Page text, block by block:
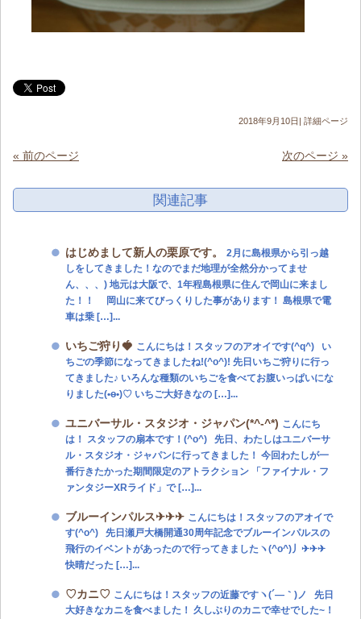
2018年9月10日| 詳細ページ
« 前のページ 次のページ »
関連記事
はじめまして新人の栗原です。 2月に島根県から引っ越
しをしてきました！なのでまだ地理が全然分かってませ
ん、、、) 地元は大阪で、1年程島根県に住んで岡山に来まし
た！！ 岡山に来てびっくりした事があります！ 島根県で電
車は乗 […]...
いちご狩り🍓 こんにちは！スタッフのアオイです(^q^) い
ちごの季節になってきましたね!(^o^)! 先日いちご狩りに行っ
てきました♪ いろんな種類のいちごを食べてお腹いっぱいにな
りました(•ө•)♡ いちご大好きなの […]...
ユニバーサル・スタジオ・ジャパン(*^-^*) こんにち
は！ スタッフの扇本です！(^o^) 先日、わたしはユニバーサ
ル・スタジオ・ジャパンに行ってきました！ 今回わたしが一
番行きたかった期間限定のアトラクション 「ファイナル・フ
ァンタジーXRライド」で […]...
ブルーインパルス✈✈✈ こんにちは！スタッフのアオイで
す(^o^) 先日瀬戸大橋開通30周年記念でブルーインパルスの
飛行のイベントがあったので行ってきましたヽ(^o^)丿✈✈✈
快晴だった […]...
♡カニ♡ こんにちは！スタッフの近藤ですヽ(´―｀)ノ 先日
大好きなカニを食べました！ 久しぶりのカニで幸せでした~！